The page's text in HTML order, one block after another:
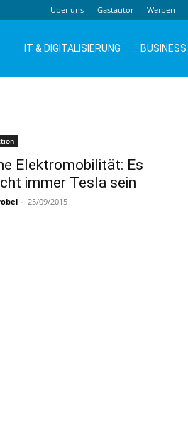
Über uns Gastautor Werben
IT & DIGITALISIERUNG BUSINESS
Elektromobilität: Es
immer Tesla sein
- 25/09/2015